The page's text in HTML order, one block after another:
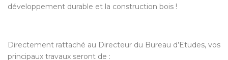
développement durable et la construction bois !
Directement rattaché au Directeur du Bureau d’Etudes, vos
principaux travaux seront de :